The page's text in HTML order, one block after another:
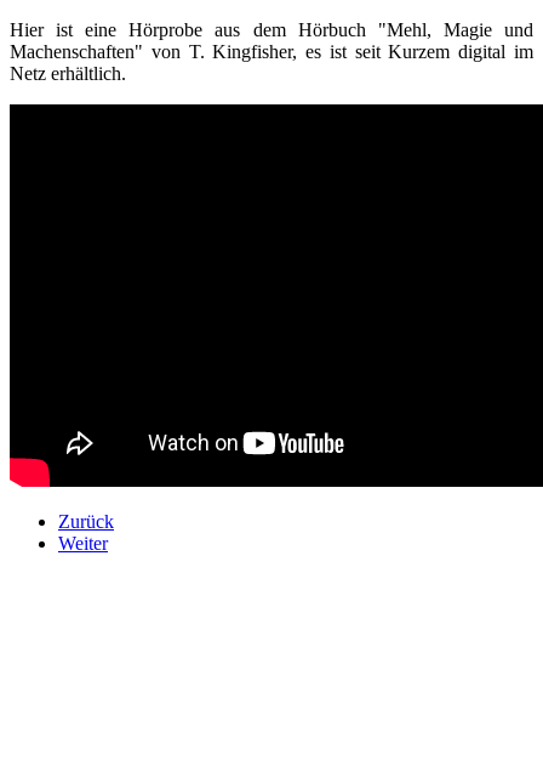
Hier ist eine Hörprobe aus dem Hörbuch "Mehl, Magie und
Machenschaften" von T. Kingfisher, es ist seit Kurzem digital im
Netz erhältlich.
Zurück
Weiter